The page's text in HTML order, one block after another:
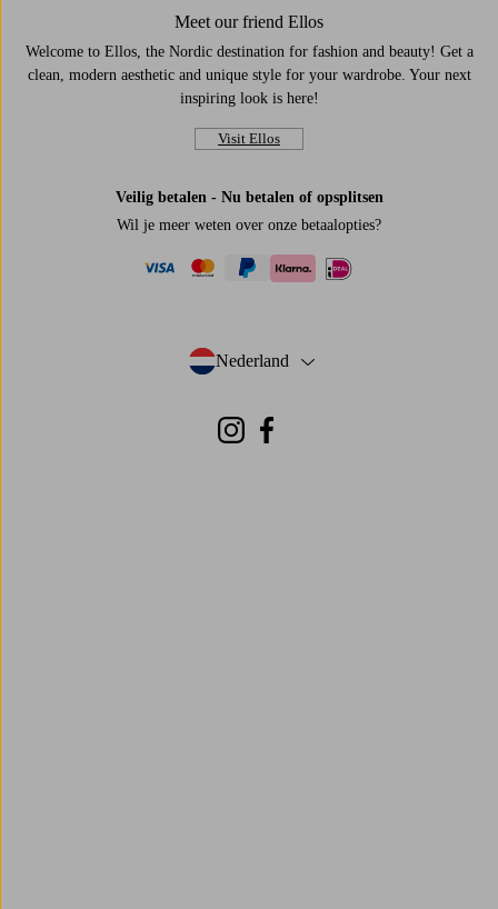
Meet our friend Ellos
Welcome to Ellos, the Nordic destination for fashion and beauty! Get a
clean, modern aesthetic and unique style for your wardrobe. Your next
inspiring look is here!
Visit Ellos
Veilig betalen - Nu betalen of opsplitsen
Wil je meer weten over onze betaalopties?
Nederland
- Selecteer land